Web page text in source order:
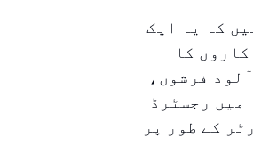
کہ یہ ایک
کا
فرشوں،
میں رجسٹرڈ
کے طور پر